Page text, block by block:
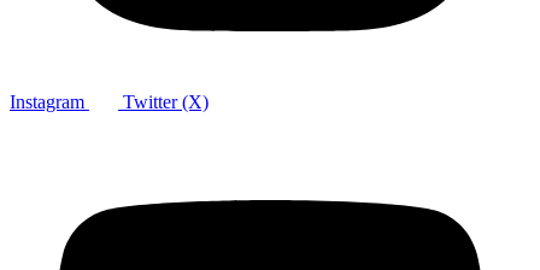
Instagram Twitter (X)